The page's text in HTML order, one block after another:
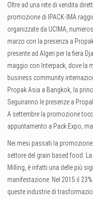
Oltre ad una rete di vendita
promozione di IPACK-IMA
organizzate da UCIMA,
marzo con la presenza a
presente ad Algeri per la fiera
maggio con Interpack, dove la
business community
Propak Asia a Bangkok, la
Seguiranno le presenze a
A settembre la promozione
appuntamento a Pack Expo,
Nei mesi passati la
settore del grain based food.
Milling, è infatti una delle più
manifestazione. Nel 2015 il
queste industrie di